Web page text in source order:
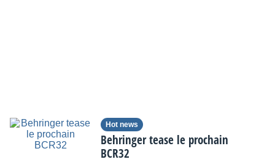
Hot news
Behringer tease le prochain
BCR32